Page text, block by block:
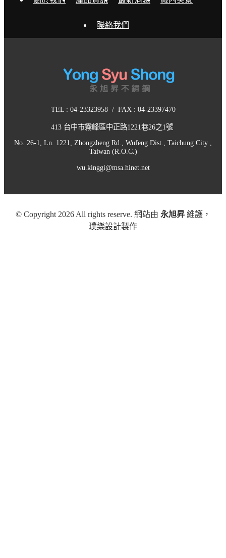
聯絡我們
TEL : 04-23323958 / FAX : 04-23397470
413 台中市霧峰區中正路1221巷26之1號
No. 26-1, Ln. 1221, Zhongzheng Rd., Wufeng Dist., Taichung City ,
Taiwan (R.O.C.)
wu.kinggi@msa.hinet.net
© Copyright 2026 All rights reserve. 網站由 永旭昇維護，
璞樂設計製作